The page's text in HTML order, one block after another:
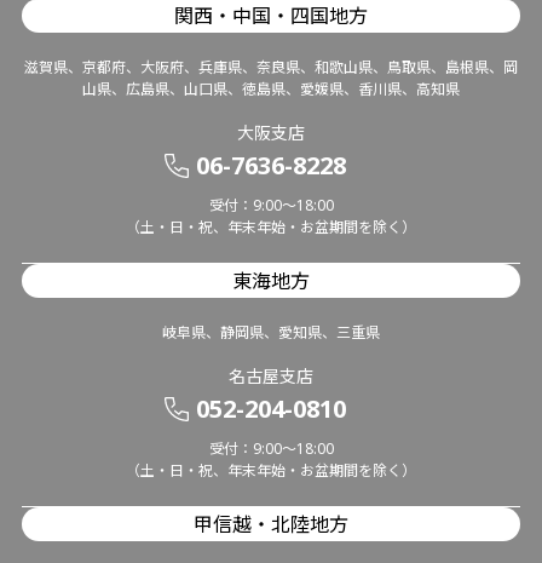
関西・中国・四国地方
滋賀県、京都府、大阪府、兵庫県、奈良県、和歌山県、鳥取県、島根県、岡
山県、広島県、山口県、徳島県、愛媛県、香川県、高知県
大阪支店
06-7636-8228
受付：9:00～18:00
（土・日・祝、年末年始・お盆期間を除く）
東海地方
岐阜県、静岡県、愛知県、三重県
名古屋支店
052-204-0810
受付：9:00～18:00
（土・日・祝、年末年始・お盆期間を除く）
甲信越・北陸地方